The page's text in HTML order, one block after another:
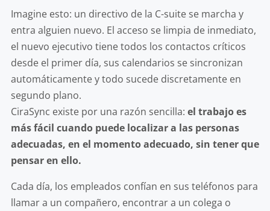
Imagine esto: un directivo de la C-suite se marcha y
entra alguien nuevo. El acceso se limpia de inmediato,
el nuevo ejecutivo tiene todos los contactos críticos
desde el primer día, sus calendarios se sincronizan
automáticamente y todo sucede discretamente en
segundo plano.
CiraSync existe por una razón sencilla: el trabajo es
más fácil cuando puede localizar a las personas
adecuadas, en el momento adecuado, sin tener que
pensar en ello.
Cada día, los empleados confían en sus teléfonos para
llamar a un compañero, encontrar a un colega o